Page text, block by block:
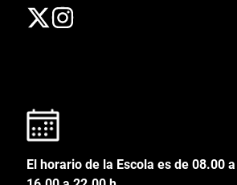
El horario de la Escola es de 08.00